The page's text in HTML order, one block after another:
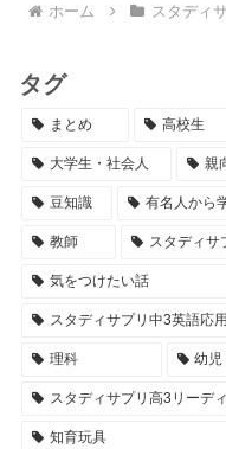
ホーム スタディ
タグ
まとめ 高校生
大学生・社会人 親
豆知識 有名人から
教師 スタディサ
気をつけたい話
スタディサプリ中3英語応用
理科 幼児
スタディサプリ高3リーデ
知育玩具